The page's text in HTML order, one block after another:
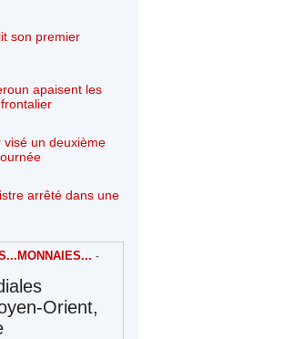
son premier
apaisent les
un deuxième
arrêté dans une
-
Orient,